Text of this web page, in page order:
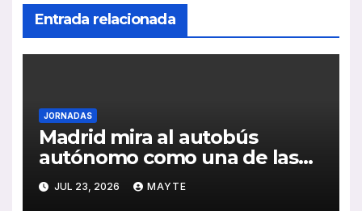
Entrada relacionada
JORNADAS
Madrid mira al autobús
autónomo como una de las
grandes apuestas para la
movilidad del futuro
JUL 23, 2026 MAYTE